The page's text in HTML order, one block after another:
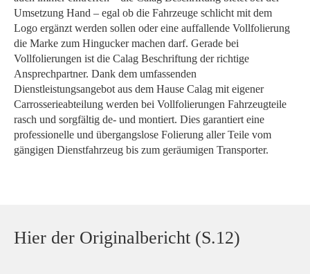
Umsetzung Hand – egal ob die Fahrzeuge schlicht mit dem
Logo ergänzt werden sollen oder eine auffallende Vollfolierung
die Marke zum Hingucker machen darf. Gerade bei
Vollfolierungen ist die Calag Beschriftung der richtige
Ansprechpartner. Dank dem umfassenden
Dienstleistungsangebot aus dem Hause Calag mit eigener
Carrosserieabteilung werden bei Vollfolierungen Fahrzeugteile
rasch und sorgfältig de- und montiert. Dies garantiert eine
professionelle und übergangslose Folierung aller Teile vom
gängigen Dienstfahrzeug bis zum geräumigen Transporter.
Hier der Originalbericht (S.12)